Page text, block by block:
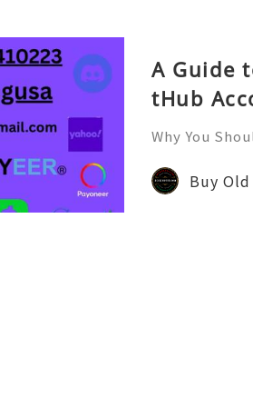
A Guide
tHub
Why You
onal
ccountBuy